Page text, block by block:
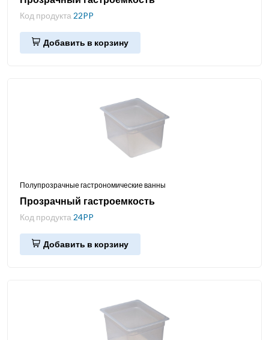
Код продукта 22PP
Добавить в корзину
Полупрозрачные гастрономические ванны
Прозрачный гастроемкость
Код продукта 24PP
Добавить в корзину